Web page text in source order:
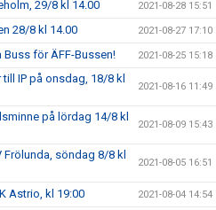
29/8 kl 14.00 2021-08-28 15:51
28/8 kl 14.00 2021-08-27 17:10
för ÄFF-Bussen! 2021-08-25 15:18
IP på onsdag, 18/8 kl
2021-08-16 11:49
på lördag 14/8 kl
2021-08-09 15:43
Frölunda, söndag 8/8 kl
2021-08-05 16:51
Astrio, kl 19:00 2021-08-04 14:54